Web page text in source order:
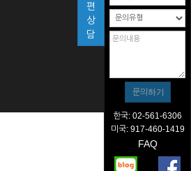
편
상
담
한국: 02-561-6306
미국: 917-460-1419
FAQ